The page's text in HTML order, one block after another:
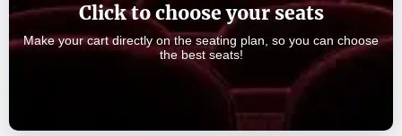
Click to choose your seats
Make your cart directly on the seating plan, so you can choose
the best seats!